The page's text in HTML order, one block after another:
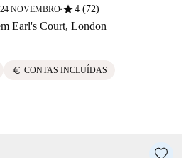
NOVEMBRO■star4 (72)
Earl's Court, London
euro CONTAS INCLUÍDAS